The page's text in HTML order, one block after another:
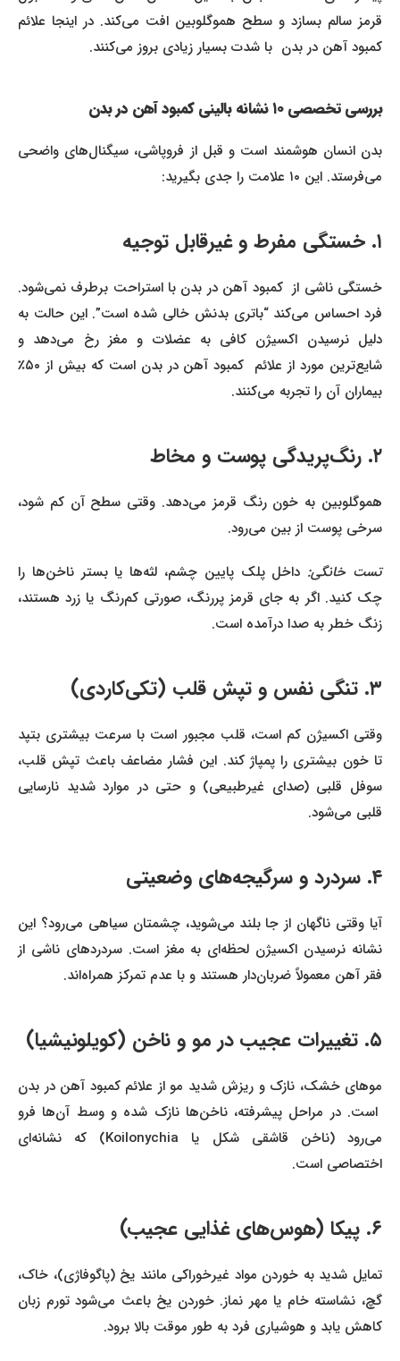
قرمز سالم بسازد و سطح هموگلوبین افت می‌کند. در اینجا علائم
کمبود آهن در بدن با شدت بسیار زیادی بروز می‌کنند.
بررسی تخصصی ۱۰ نشانه بالینی کمبود آهن در بدن
بدن انسان هوشمند است و قبل از فروپاشی، سیگنال‌های واضحی
می‌فرستد. این ۱۰ علامت را جدی بگیرید:
خستگی ناشی از کمبود آهن در بدن با استراحت برطرف نمی‌شود.
فرد احساس می‌کند “باتری بدنش خالی شده است”. این حالت به
دلیل نرسیدن اکسیژن کافی به عضلات و مغز رخ می‌دهد و
شایع‌ترین مورد از علائم کمبود آهن در بدن است که بیش از ۵۰٪
بیماران آن را تجربه می‌کنند.
هموگلوبین به خون رنگ قرمز می‌دهد. وقتی سطح آن کم شود،
سرخی پوست از بین می‌رود.
تست خانگی:داخل پلک پایین چشم، لثه‌ها یا بستر ناخن‌ها را
چک کنید. اگر به جای قرمز پررنگ، صورتی کم‌رنگ یا زرد هستند،
زنگ خطر به صدا درآمده است.
وقتی اکسیژن کم است، قلب مجبور است با سرعت بیشتری بتپد
تا خون بیشتری را پمپاژ کند. این فشار مضاعف باعث تپش قلب،
سوفل قلبی (صدای غیرطبیعی) و حتی در موارد شدید نارسایی
قلبی می‌شود.
آیا وقتی ناگهان از جا بلند می‌شوید، چشمتان سیاهی می‌رود؟ این
نشانه نرسیدن اکسیژن لحظه‌ای به مغز است. سردردهای ناشی از
فقر آهن معمولاً ضربان‌دار هستند و با عدم تمرکز همراه‌اند.
موهای خشک، نازک و ریزش شدید مو از علائم کمبود آهن در بدن
است. در مراحل پیشرفته، ناخن‌ها نازک شده و وسط آن‌ها فرو
می‌رود (ناخن قاشقی شکل یا Koilonychia) که نشانه‌ای
اختصاصی است.
تمایل شدید به خوردن مواد غیرخوراکی مانند یخ (پاگوفاژی)، خاک،
گچ، نشاسته خام یا مهر نماز. خوردن یخ باعث می‌شود تورم زبان
کاهش یابد و هوشیاری فرد به طور موقت بالا برود.